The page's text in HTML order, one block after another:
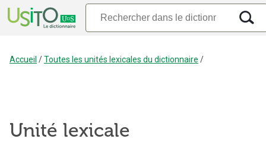
Accueil /Toutes les unités lexicales du dictionnaire /
Unité lexicale